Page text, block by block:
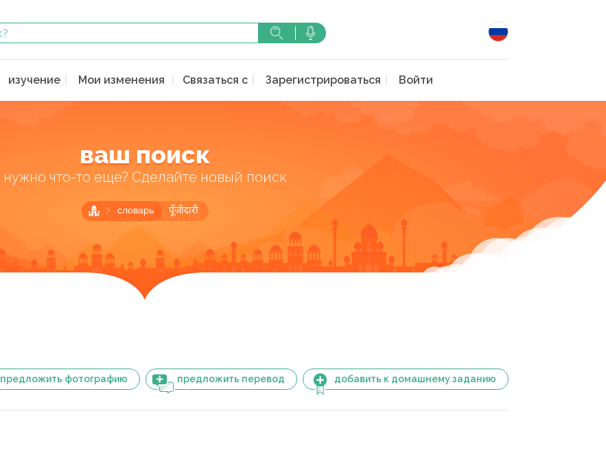
изучение Мои изменения Связаться с Зарегистрироваться Войти
ваш поиск
нужно что-то еще? Сделайте новый поиск
словарь पूँजीदारी
предложить фотографию предложить перевод добавить к домашнему заданию